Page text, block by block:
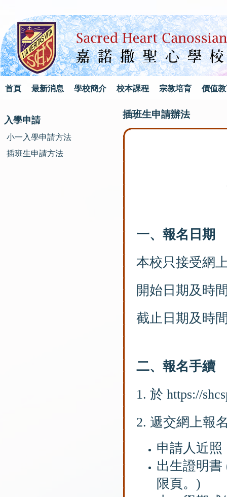
首頁 最新消息 學校簡介 校本課程 宗教培育 價值
入學申請
小一入學申請方法
插班生申請方法
插班生申請辦法
一、報名日期
本校只接受網
開始日期及時
截止日期及時
二、報名手續
1. 於 https://
2. 遞交網上報
申請人近照
出生證明書
限頁。)